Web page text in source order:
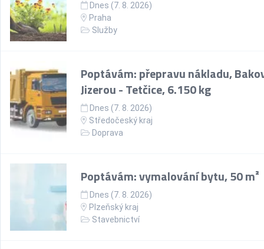
Dnes (7. 8. 2026)
Praha
Služby
Poptávám: přepravu nákladu,
Jizerou - Tetčice, 6.150 kg
Dnes (7. 8. 2026)
Středočeský kraj
Doprava
Poptávám: vymalování bytu, 50 m²
Dnes (7. 8. 2026)
Plzeňský kraj
Stavebnictví